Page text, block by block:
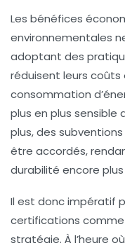
Les bénéfices
environnementales
adoptant des
réduisent leurs
consommation
plus en plus sensible
plus, des subventions
être accordés,
durabilité encore
Il est donc impératif
certifications
stratégie. À l’heure